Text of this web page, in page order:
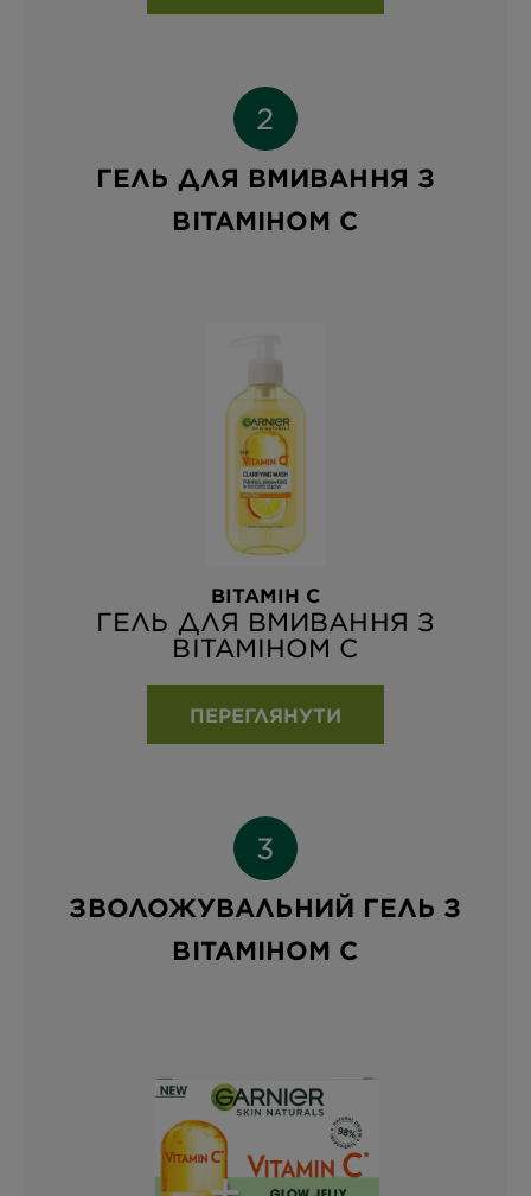
ГЕЛЬ ДЛЯ ВМИВАННЯ З
ВІТАМІНОМ С
ВІТАМІН С
ГЕЛЬ ДЛЯ ВМИВАННЯ З
ВІТАМІНОМ С
ПЕРЕГЛЯНУТИ
ЗВОЛОЖУВАЛЬНИЙ ГЕЛЬ З
ВІТАМІНОМ С